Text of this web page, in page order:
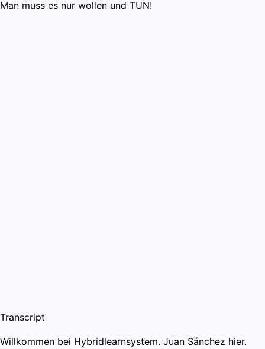
Man muss es nur wollen und TUN!
Transcript
Willkommen bei Hybridlearnsystem. Juan Sánchez hier.